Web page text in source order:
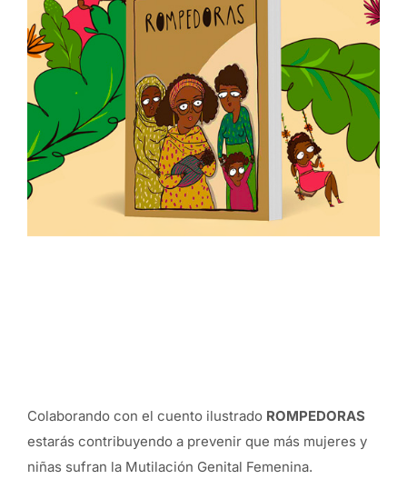
Colaborando con el cuento ilustrado ROMPEDORAS
estarás contribuyendo a prevenir que más mujeres y
niñas sufran la Mutilación Genital Femenina.